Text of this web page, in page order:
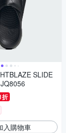
SLIDE
折
入購物車